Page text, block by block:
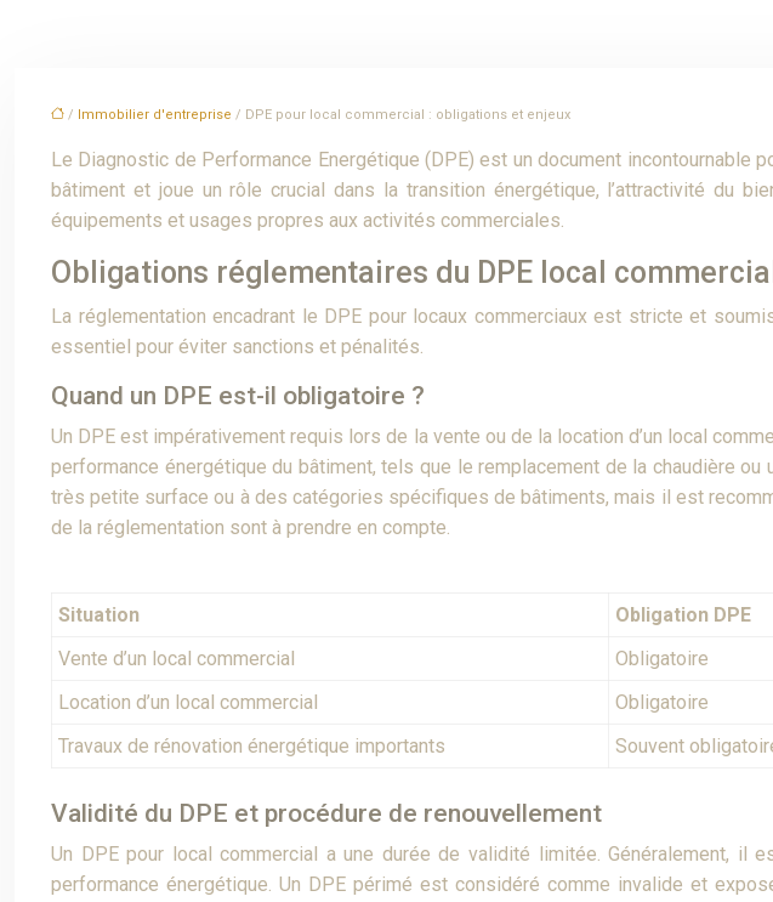
/ Immobilier d'entreprise / DPE pour local commercial : obligations et enjeux
Le Diagnostic de Performance Energétique (DPE) est un document
bâtiment et joue un rôle crucial dans la transition énergétique, l’attractivité du
équipements et usages propres aux activités commerciales.
Obligations réglementaires du DPE local
La réglementation encadrant le DPE pour locaux commerciaux est stricte et
essentiel pour éviter sanctions et pénalités.
Quand un DPE est-il obligatoire ?
Un DPE est impérativement requis lors de la vente ou de la location d’un local
performance énergétique du bâtiment, tels que le remplacement de la chaudière
très petite surface ou à des catégories spécifiques de bâtiments, mais il est
de la réglementation sont à prendre en compte.
Situation Obligation DPE
Vente d’un local commercial
Obligatoire
Location d’un local commercial
Obligatoire
Travaux de rénovation énergétique importants
Souvent
Validité du DPE et procédure de renouvellement
Un DPE pour local commercial a une durée de validité limitée. Généralement, il
performance énergétique. Un DPE périmé est considéré comme invalide et